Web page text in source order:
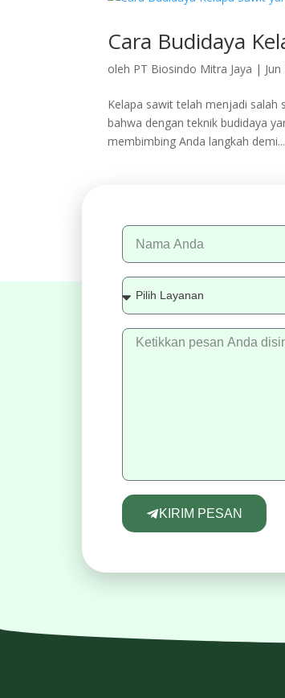
Cara Budidaya
oleh PT Biosindo Mitra Jaya |
Kelapa sawit telah menjadi
bahwa dengan teknik budidaya
membimbing Anda langkah demi...
KIRIM PESAN